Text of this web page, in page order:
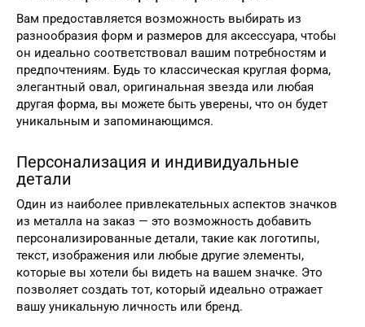
Вам предоставляется возможность выбирать из
разнообразия форм и размеров для аксессуара, чтобы
он идеально соответствовал вашим потребностям и
предпочтениям. Будь то классическая круглая форма,
элегантный овал, оригинальная звезда или любая
другая форма, вы можете быть уверены, что он будет
уникальным и запоминающимся.
Персонализация и индивидуальные
детали
Один из наиболее привлекательных аспектов значков
из металла на заказ — это возможность добавить
персонализированные детали, такие как логотипы,
текст, изображения или любые другие элементы,
которые вы хотели бы видеть на вашем значке. Это
позволяет создать тот, который идеально отражает
вашу уникальную личность или бренд.